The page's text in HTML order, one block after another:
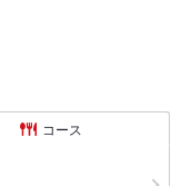
コース